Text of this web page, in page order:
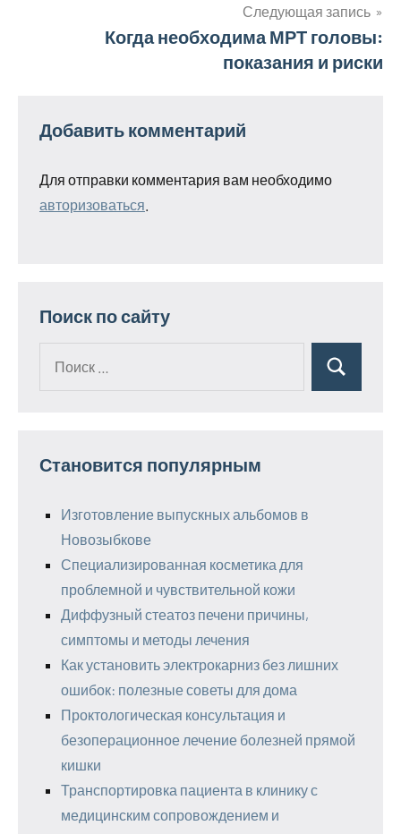
Следующая запись
Когда необходима МРТ головы:
показания и риски
Добавить комментарий
Для отправки комментария вам необходимо
авторизоваться
Поиск по сайту
Поиск
Становится популярным
Изготовление выпускных альбомов в
Новозыбкове
Специализированная косметика для
проблемной и чувствительной кожи
Диффузный стеатоз печени причины,
симптомы и методы лечения
Как установить электрокарниз без лишних
ошибок: полезные советы для дома
Проктологическая консультация и
безоперационное лечение болезней прямой
кишки
Транспортировка пациента в клинику с
медицинским сопровождением и